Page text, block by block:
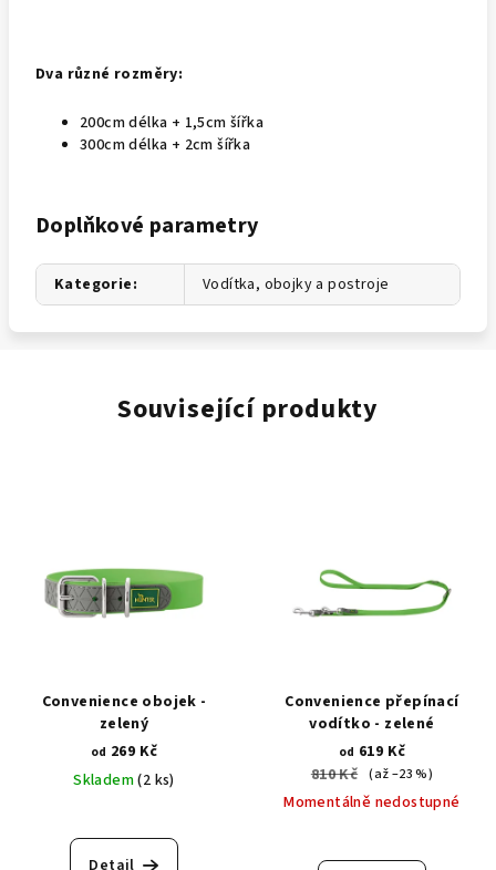
Dva různé rozměry:
200cm délka + 1,5cm šířka
300cm délka + 2cm šířka
Doplňkové parametry
Kategorie: Vodítka, obojky a postroje
Související produkty
Convenience obojek -
zelený
od 269 Kč
Skladem(2 ks)
Convenience přepínací
vodítko - zelené
od 619 Kč
810 Kč (až –23 %)
Momentálně nedostupné